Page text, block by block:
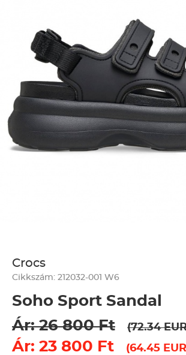
Crocs
Cikkszám: 212032-001 W6
Soho Sport Sandal
Ár: 26 800 Ft
(72.34
Ár: 23 800 Ft (64.45